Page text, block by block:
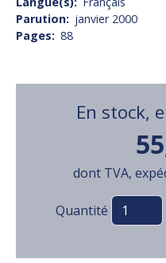
Parution
janvier 2000
Pages
88
En stock,
dont TVA,
Variations
Quantité